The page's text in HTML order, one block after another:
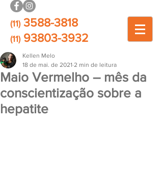
(11)3588-3818
(11)93803-3932
Maio Vermelho – mês da
conscientização sobre a
hepatite
Kellen Melo
18 de mai. de 2021 2 min de leitura